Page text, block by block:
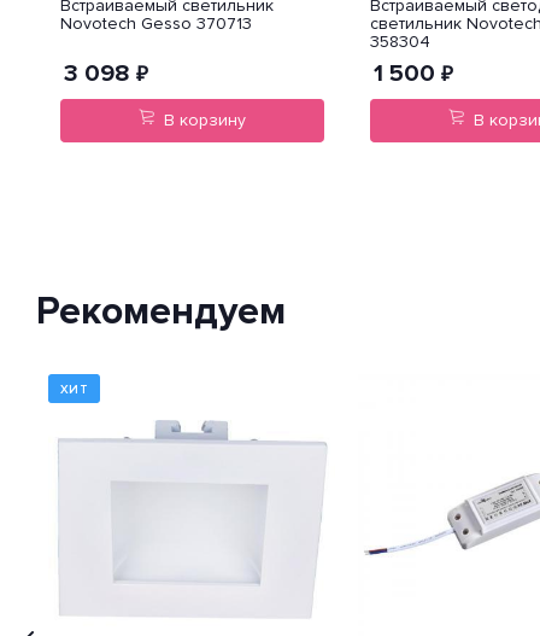
Встраиваемый светильник
Novotech Gesso 370713
3 098 ₽
В корзину
Встраиваемый
светильник
358304
1 500 ₽
В
Рекомендуем
ХИТ